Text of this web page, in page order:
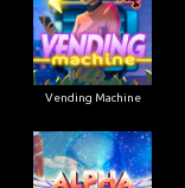
Vending Machine